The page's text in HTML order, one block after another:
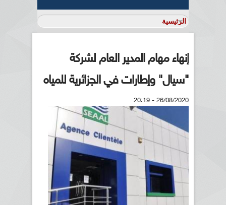
إنهاء مهام المدير العام لشركة
"سيال" وإطارات في الجزائرية للمياه
26/08/2020 - 20:19